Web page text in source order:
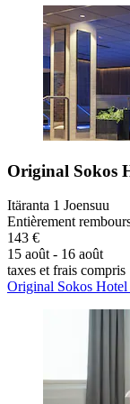
Original Sokos
Itäranta 1 Joensuu
Entièrement
143 €
15 août - 16 août
taxes et frais compris
Original Sokos